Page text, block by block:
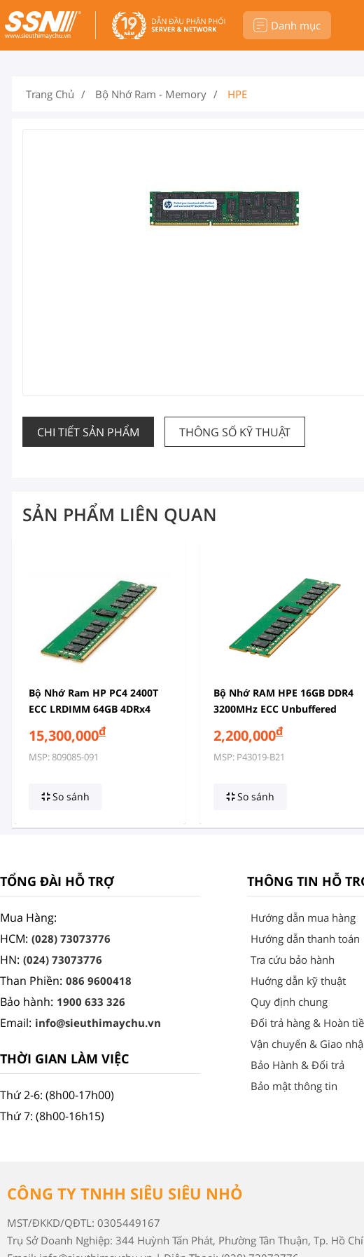
Danh mục
Trang Chủ Bộ Nhớ Ram - Memory HPE
CHI TIẾT SẢN PHẨM THÔNG SỐ KỸ THUẬT
SẢN PHẨM LIÊN QUAN
Bộ Nhớ Ram HP PC4 2400T
ECC LRDIMM 64GB 4DRx4
15,300,000đ
MSP: 809085-091
So sánh
Bộ Nhớ RAM HPE 16GB DDR4
3200MHz ECC Unbuffered
2,200,000đ
MSP: P43019-B21
So sánh
TỔNG ĐÀI HỖ TRỢ
Mua Hàng:
HCM: (028) 73073776
HN: (024) 73073776
Than Phiền: 086 9600418
Bảo hành: 1900 633 326
Email: info@sieuthimaychu.vn
THỜI GIAN LÀM VIỆC
Thứ 2-6: (8h00-17h00)
Thứ 7: (8h00-16h15)
THÔNG TIN HỖ
Hướng dẫn mua hàng
Hướng dẫn thanh toán
Tra cứu bảo hành
Huớng dẫn kỹ thuật
Quy định chung
Đổi trả hàng & Hoàn
Vận chuyển & Giao
Bảo Hành & Đổi trả
Bảo mật thông tin
CÔNG TY TNHH SIÊU SIÊU NHỎ
MST/ĐKKD/QĐTL: 0305449167
Trụ Sở Doanh Nghiệp: 344 Huỳnh Tấn Phát, Phường Tân Thuận, Tp. Hồ